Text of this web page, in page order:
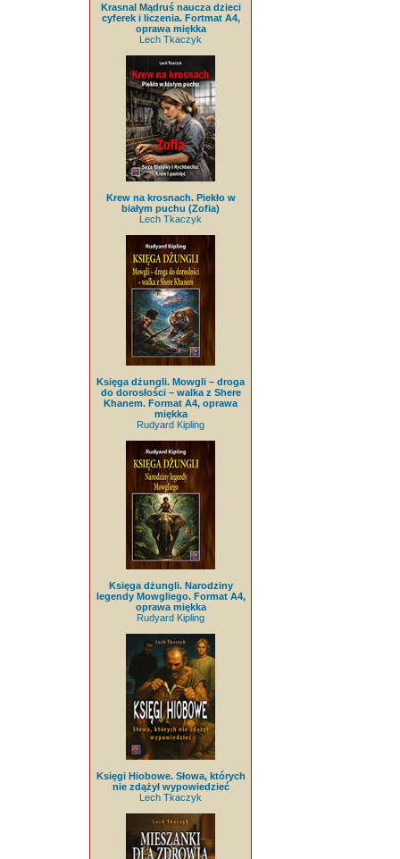
Krasnal Mądruś naucza dzieci
cyferek i liczenia. Fortmat A4,
oprawa miękka
Lech Tkaczyk
Krew na krosnach. Piekło w
białym puchu (Zofia)
Lech Tkaczyk
Księga dżungli. Mowgli – droga
do dorosłości – walka z Shere
Khanem. Format A4, oprawa
miękka
Rudyard Kipling
Księga dżungli. Narodziny
legendy Mowgliego. Format A4,
oprawa miękka
Rudyard Kipling
Księgi Hiobowe. Słowa, których
nie zdążył wypowiedzieć
Lech Tkaczyk